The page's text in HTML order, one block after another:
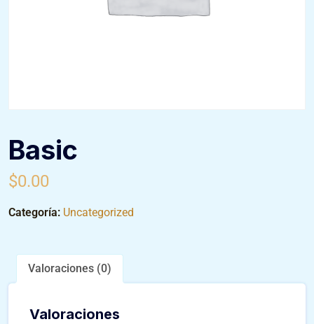
Basic
$0.00
Categoría: Uncategorized
Valoraciones (0)
Valoraciones